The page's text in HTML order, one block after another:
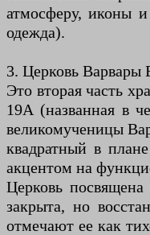
атмосферу, иконы
одежда).
3. Церковь
Это вторая часть
19А (названная в
великомученицы
квадратный в
акцентом на
Церковь
закрыта, но
отмечают ее как